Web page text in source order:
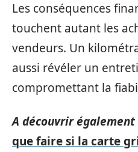
Les conséquences
touchent autant les
vendeurs. Un
aussi révéler un
compromettant la
A découvrir également
que faire si la carte